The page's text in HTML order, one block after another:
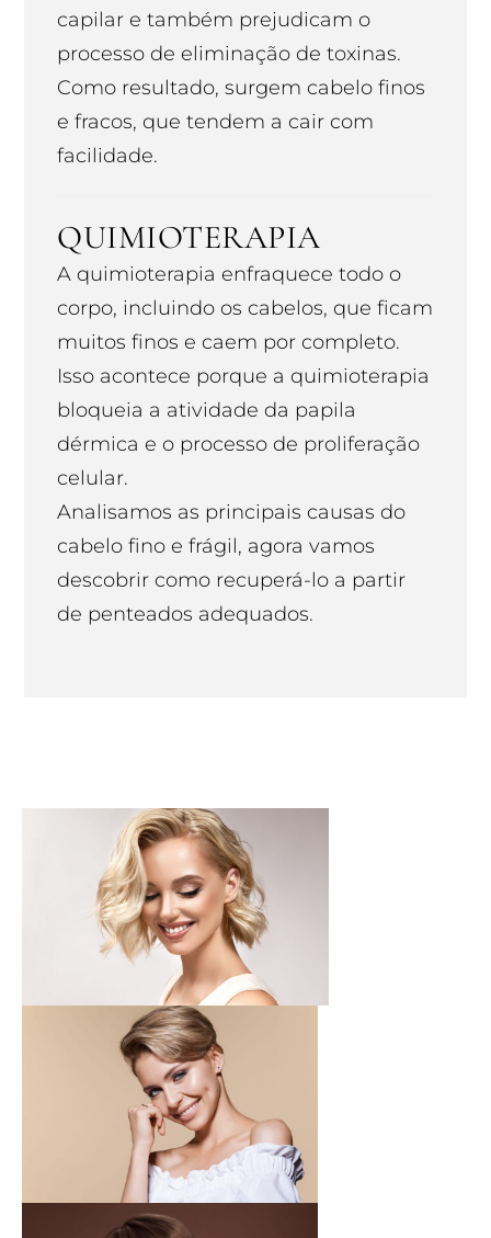
capilar e também prejudicam o
processo de eliminação de toxinas.
Como resultado, surgem cabelo finos
e fracos, que tendem a cair com
facilidade.
QUIMIOTERAPIA
A quimioterapia enfraquece todo o
corpo, incluindo os cabelos, que ficam
muitos finos e caem por completo.
Isso acontece porque a quimioterapia
bloqueia a atividade da papila
dérmica e o processo de proliferação
celular.
Analisamos as principais causas do
cabelo fino e frágil, agora vamos
descobrir como recuperá-lo a partir
de penteados adequados.